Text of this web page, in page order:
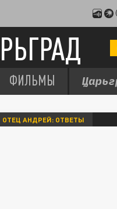
ФИЛЬМЫ
ОТЕЦ АНДРЕЙ: ОТВЕТЫ